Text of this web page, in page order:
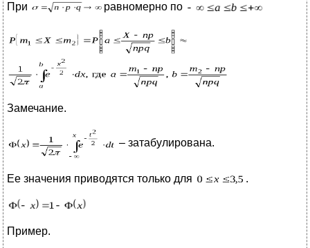
При равномерно по
Замечание.
– затабулирована.
Ее значения приводятся только для .
Пример.